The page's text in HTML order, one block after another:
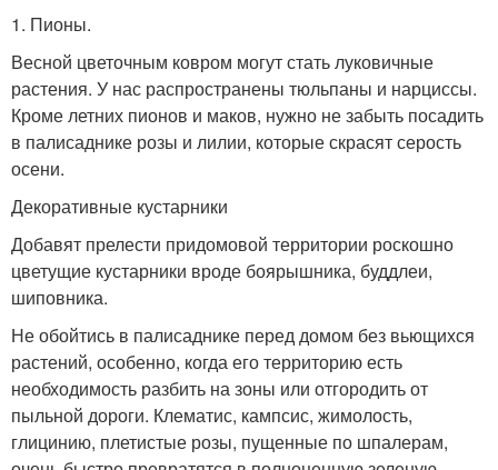
1. Пионы.
Весной цветочным ковром могут стать луковичные
растения. У нас распространены тюльпаны и нарциссы.
Кроме летних пионов и маков, нужно не забыть посадить
в палисаднике розы и лилии, которые скрасят серость
осени.
Декоративные кустарники
Добавят прелести придомовой территории роскошно
цветущие кустарники вроде боярышника, буддлеи,
шиповника.
Не обойтись в палисаднике перед домом без вьющихся
растений, особенно, когда его территорию есть
необходимость разбить на зоны или отгородить от
пыльной дороги. Клематис, кампсис, жимолость,
глицинию, плетистые розы, пущенные по шпалерам,